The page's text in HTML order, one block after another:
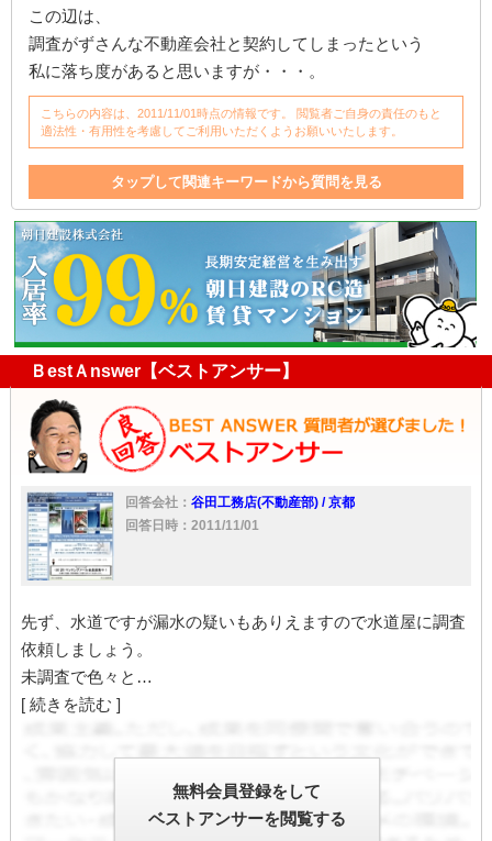
この辺は、
調査がずさんな不動産会社と契約してしまったという
私に落ち度があると思いますが・・・。
こちらの内容は、2011/11/01時点の情報です。 閲覧者ご自身の責任のもと
適法性・有用性を考慮してご利用いただくようお願いいたします。
タップして関連キーワードから質問を見る
管理 不動産会社 滞納 退去 無視
保証会社
不動産
入居者 滞納者
家
家賃
支払い 管理費 マンション内
強制退去
電話
水道 明け渡し 家賃保証 家賃保証会社 下水
ＢestＡnswer【ベストアンサー】
回答会社： 谷田工務店(不動産部) / 京都
回答日時：2011/11/01
先ず、水道ですが漏水の疑いもありえますので水道屋に調査
依頼しましょう。
未調査で色々と…
[ 続きを読む ]
無料会員登録をして
ベストアンサーを閲覧する